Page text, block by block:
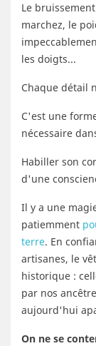
Le
marchez, le
les doigts...
Chaque détail
C'est une
nécessaire
Habiller son
d'une
Il y a une
patiemment
terre. En
artisanes, le
historique :
par nos
aujourd'hui
On ne se